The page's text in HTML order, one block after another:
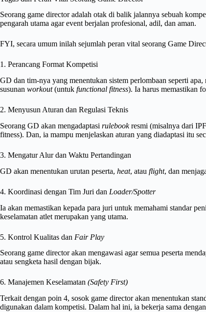
Seorang game director adalah otak di balik jalannya sebuah
pengarah utama agar event berjalan profesional, adil, dan aman.
FYI, secara umum inilah sejumlah peran vital seorang Game
1. Perancang Format Kompetisi
GD dan tim-nya yang menentukan sistem perlombaan seperti
susunan workout(untuk functional fitness). Ia harus memastikan
2. Menyusun Aturan dan Regulasi Teknis
Seorang GD akan mengadaptasi rulebookresmi (misalnya dari
fitness). Dan, ia mampu menjelaskan aturan yang diadaptasi itu
3. Mengatur Alur dan Waktu Pertandingan
GD akan menentukan urutan peserta, heat, atau flight, dan
4. Koordinasi dengan Tim Juri dan Loader/Spotter
Ia akan memastikan kepada para juri untuk memahami standar
keselamatan atlet merupakan yang utama.
5. Kontrol Kualitas dan Fair Play
Seorang game director akan mengawasi agar semua peserta
atau sengketa hasil dengan bijak.
6. Manajemen Keselamatan (Safety First)
Terkait dengan poin 4, sosok game director akan menentukan
digunakan dalam kompetisi. Dalam hal ini, ia bekerja sama